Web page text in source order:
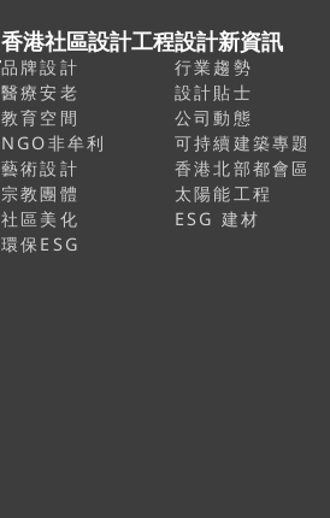
香港社區設計工程
品牌設計
醫療安老
教育空間
NGO非牟利
藝術設計
宗教團體
社區美化
環保ESG
設計新資訊
行業趨勢
設計貼士
公司動態
可持續建築專題
香港北部都會區
太陽能工程
ESG 建材